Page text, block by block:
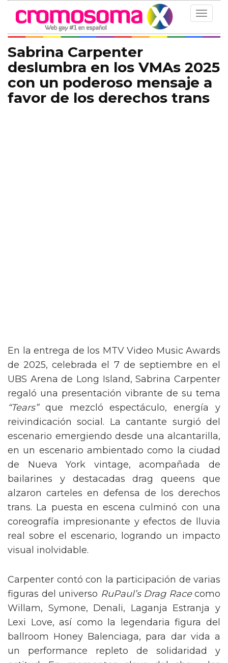
Toggle
Sabrina Carpenter
deslumbra en los VMAs 2025
con un poderoso mensaje a
favor de los derechos trans
En la entrega de los MTV Video Music Awards
de 2025, celebrada el 7 de septiembre en el
UBS Arena de Long Island, Sabrina Carpenter
regaló una presentación vibrante de su tema
“Tears”que mezcló espectáculo, energía y
reivindicación social. La cantante surgió del
escenario emergiendo desde una alcantarilla,
en un escenario ambientado como la ciudad
de Nueva York vintage, acompañada de
bailarines y destacadas drag queens que
alzaron carteles en defensa de los derechos
trans. La puesta en escena culminó con una
coreografía impresionante y efectos de lluvia
real sobre el escenario, logrando un impacto
visual inolvidable.
Carpenter contó con la participación de varias
figuras del universo RuPaul’s Drag Racecomo
Willam, Symone, Denali, Laganja Estranja y
Lexi Love, así como la legendaria figura del
ballroom Honey Balenciaga, para dar vida a
un performance repleto de solidaridad y